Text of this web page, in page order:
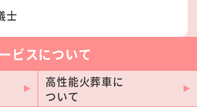
名古屋市熱田区
岡崎市
豊橋市
士
ビスについて
高性能火葬車に
ついて